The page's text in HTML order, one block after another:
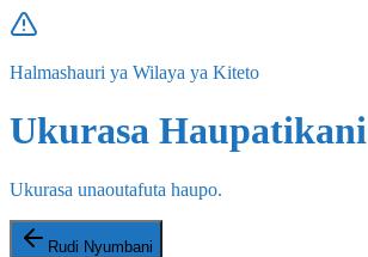
Halmashauri ya Wilaya ya Kiteto
Ukurasa Haupatikani
Ukurasa unaoutafuta haupo.
Rudi Nyumbani